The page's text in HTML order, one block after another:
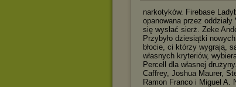
narkotyków. Firebase
opanowana przez
się wysłać sierż. Zeke
Przybyło dziesiątki
błocie, ci którzy wygrają,
własnych kryteriów,
Percell dla własnej
Caffrey, Joshua Maurer,
Ramon Franco i Miguel A.